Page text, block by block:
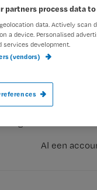
Wil je
Al een
worden.
partners process data
data. Actively
a device. Personalised
services development.
(vendors)